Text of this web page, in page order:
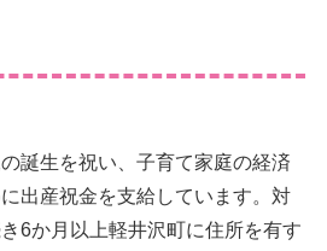
誕生を祝い、子育て家庭の経済
出産祝金を支給しています。対
6か月以上軽井沢町に住所を有す